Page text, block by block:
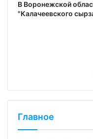
В Воронежской
"Калачеевского
Главное